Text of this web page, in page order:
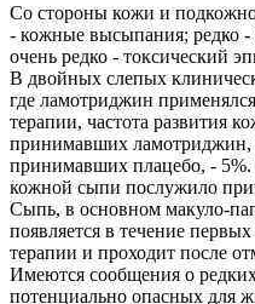
Со стороны кожи и
- кожные высыпания; редко
очень редко - токсический
В двойных слепых
где ламотриджин
терапии, частота развития
принимавших ламотриджин,
принимавших плацебо, - 5%.
кожной сыпи послужило
Сыпь, в основном макуло-
появляется в течение
терапии и проходит после
Имеются сообщения о
потенциально опасных для